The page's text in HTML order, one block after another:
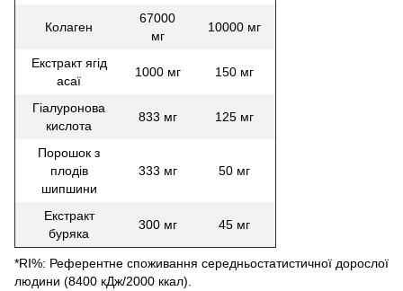
Колаген
67000
мг
10000 мг
Екстракт ягід
асаї
1000 мг 150 мг
Гіалуронова
кислота
833 мг 125 мг
Порошок з
плодів
шипшини
333 мг 50 мг
Екстракт
буряка
300 мг 45 мг
*RI%: Референтне споживання середньостатистичної дорослої
людини (8400 кДж/2000 ккал).